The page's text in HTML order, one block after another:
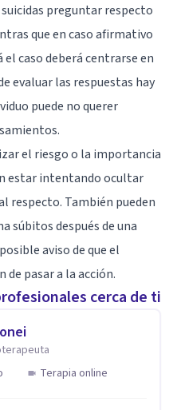
preguntar respecto
que en caso afirmativo
caso deberá centrarse en
evaluar las respuestas hay
puede no querer
el riesgo o la importancia
estar intentando ocultar
respecto. También pueden
súbitos después de una
aviso de que el
pasar a la acción.
cerca de ti
Terapia online